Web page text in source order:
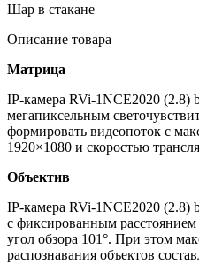
Шар в стакане
Описание товара
Матрица
IP-камера RVi-1NCE2020 (2.8)
мегапиксельным
формировать видеопоток с
1920×1080 и скоростью
Объектив
IP-камера RVi-1NCE2020 (2.8)
с фиксированным
угол обзора 101°. При этом
распознавания объектов